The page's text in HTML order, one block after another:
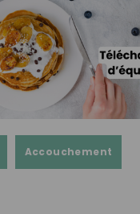
Accouchement